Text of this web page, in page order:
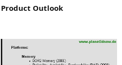
Pro­duct Outlook